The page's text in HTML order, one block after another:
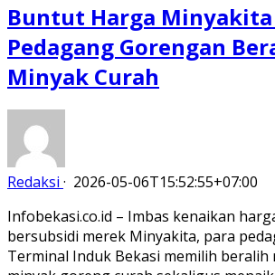
Buntut Harga
Pedagang Gorengan
Minyak Curah
Redaksi · 2026-05-06T15:52:55+07:00
Infobekasi.co.id – Imbas kenaikan
bersubsidi merek Minyakita, para
Terminal Induk Bekasi memilih beralih